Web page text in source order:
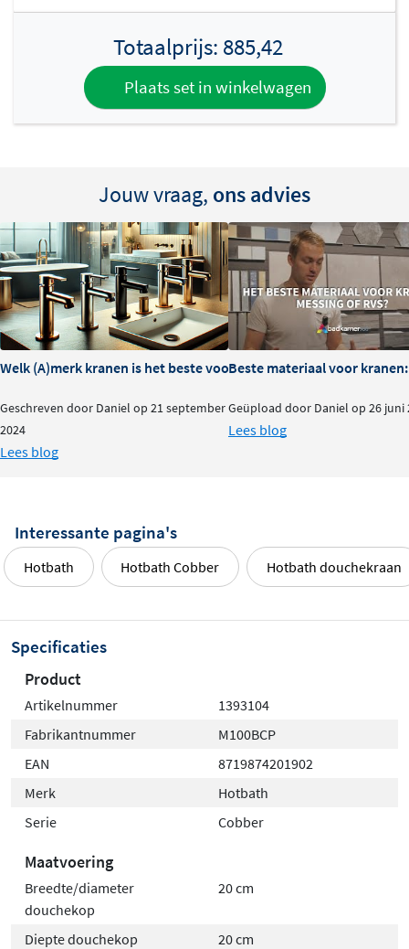
inbegrepen en dient apart te worden besteld. De
precies op jouw hoogte af te stellen.
Totaalprijs: 885,42
Plaats set in winkelwagen
Jouw vraag, ons advies
Welk (A)merk kranen is het beste voor je badkamer?
Geschreven door Daniel op 21 september
2024
Lees blog
Beste materiaal voor kranen:
Geüpload door Daniel op 26 juni
Lees blog
Interessante pagina's
Hotbath Hotbath Cobber Hotbath douchekraan
Specificaties
Product
Artikelnummer
1393104
Fabrikantnummer
M100BCP
EAN
8719874201902
Merk
Hotbath
Serie
Cobber
Maatvoering
Breedte/diameter
douchekop
20 cm
Diepte douchekop
20 cm